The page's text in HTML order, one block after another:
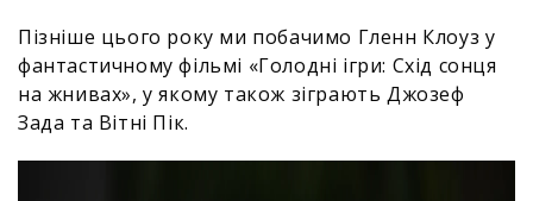
Пізніше цього року ми побачимо Гленн Клоуз у
фантастичному фільмі «Голодні ігри: Схід сонця
на жнивах», у якому також зіграють Джозеф
Зада та Вітні Пік.